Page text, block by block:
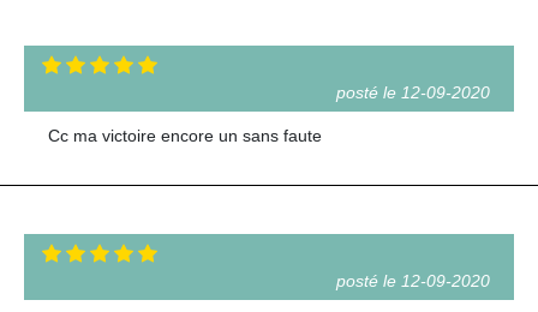
posté le 12-09-2020
Cc ma victoire encore un sans faute
posté le 12-09-2020